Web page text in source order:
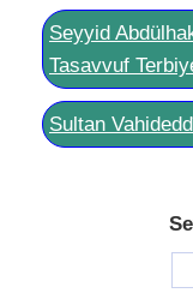
Seyyid
Tasavvuf
Sultan